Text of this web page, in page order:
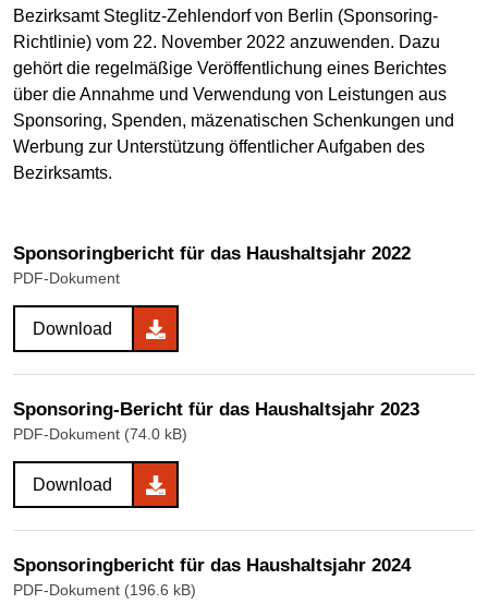
Bezirksamt Steglitz-Zehlendorf von Berlin (Sponsoring-
Richtlinie) vom 22. November 2022 anzuwenden. Dazu
gehört die regelmäßige Veröffentlichung eines Berichtes
über die Annahme und Verwendung von Leistungen aus
Sponsoring, Spenden, mäzenatischen Schenkungen und
Werbung zur Unterstützung öffentlicher Aufgaben des
Bezirksamts.
Sponsoringbericht für das Haushaltsjahr 2022
PDF-Dokument
Download
Sponsoring-Bericht für das Haushaltsjahr 2023
PDF-Dokument (74.0 kB)
Download
Sponsoringbericht für das Haushaltsjahr 2024
PDF-Dokument (196.6 kB)